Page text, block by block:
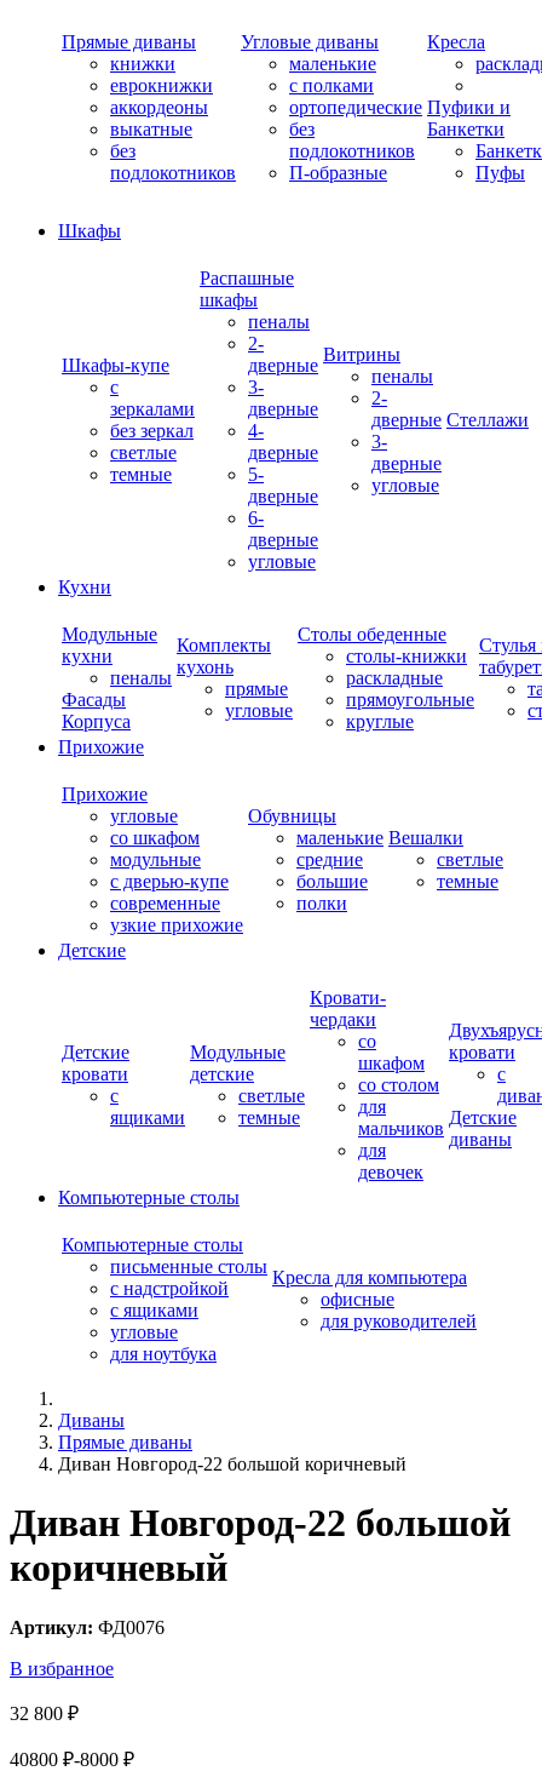
Прямые диваны
книжки
еврокнижки
аккордеоны
выкатные
без
подлокотников
Угловые диваны
маленькие
с полками
ортопедические
без
подлокотников
П-образные
Кресла
Пуфики и
Банкетки
Пуфы
Шкафы
Шкафы-купе
с
зеркалами
без зеркал
светлые
темные
Распашные
шкафы
пеналы
2-
дверные
3-
дверные
4-
дверные
5-
дверные
6-
дверные
угловые
Витрины
пеналы
2-
дверные
3-
дверные
угловые
Стеллажи
Кухни
Модульные
кухни
пеналы
Фасады
Корпуса
Комплекты
кухонь
прямые
угловые
Столы обеденные
столы-книжки
раскладные
прямоугольные
круглые
Стулья
Прихожие
Прихожие
угловые
со шкафом
модульные
с дверью-купе
современные
узкие прихожие
Обувницы
маленькие
средние
большие
полки
Вешалки
светлые
темные
Детские
Детские
кровати
с
ящиками
Модульные
детские
светлые
темные
Кровати-
чердаки
со
шкафом
со столом
для
мальчиков
для
девочек
кровати
с
Детские
диваны
Компьютерные столы
Компьютерные столы
письменные столы
с надстройкой
с ящиками
угловые
для ноутбука
Кресла для компьютера
офисные
для руководителей
Диваны
Прямые диваны
Диван Новгород-22 большой коричневый
Диван Новгород-22 большой
коричневый
Артикул: ФД0076
В избранное
32 800 ₽
40800 ₽-8000 ₽